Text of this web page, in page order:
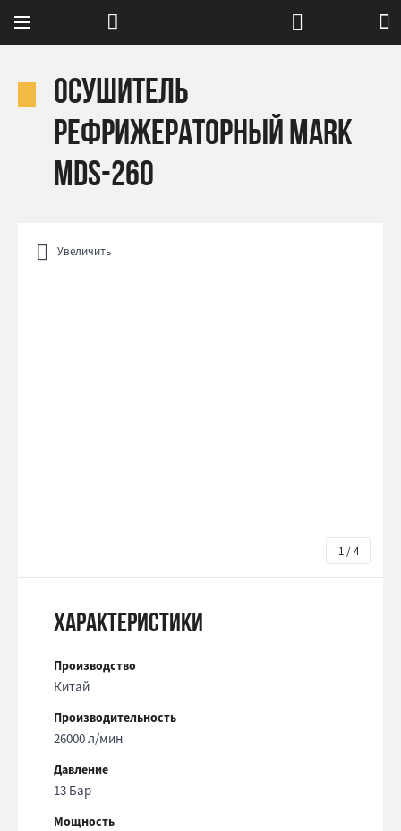
Осушитель
рефрижераторный Mark
MDS-260
Увеличить
1 / 4
Характеристики
Производство
Китай
Производительность
26000 л/мин
Давление
13 Бар
Мощность